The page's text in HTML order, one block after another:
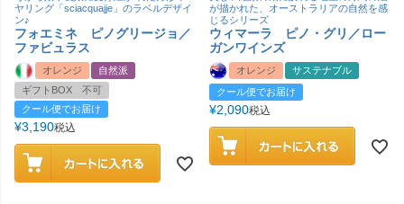
ヤリング「sciacquajje」のラベルデザイ
ン♪
フォエミネ ピノグリージョ／
ファビュラス
オレンジ
自然派
ギフトBOX 不可
クール便でお届け
¥3,190税込
が描かれた、オーストラリアの自然を感
じるシリーズ
ウィマーラ ピノ・グリ／ロー
ガンワインズ
オレンジ
サステナブル
クール便でお届け
¥2,090税込